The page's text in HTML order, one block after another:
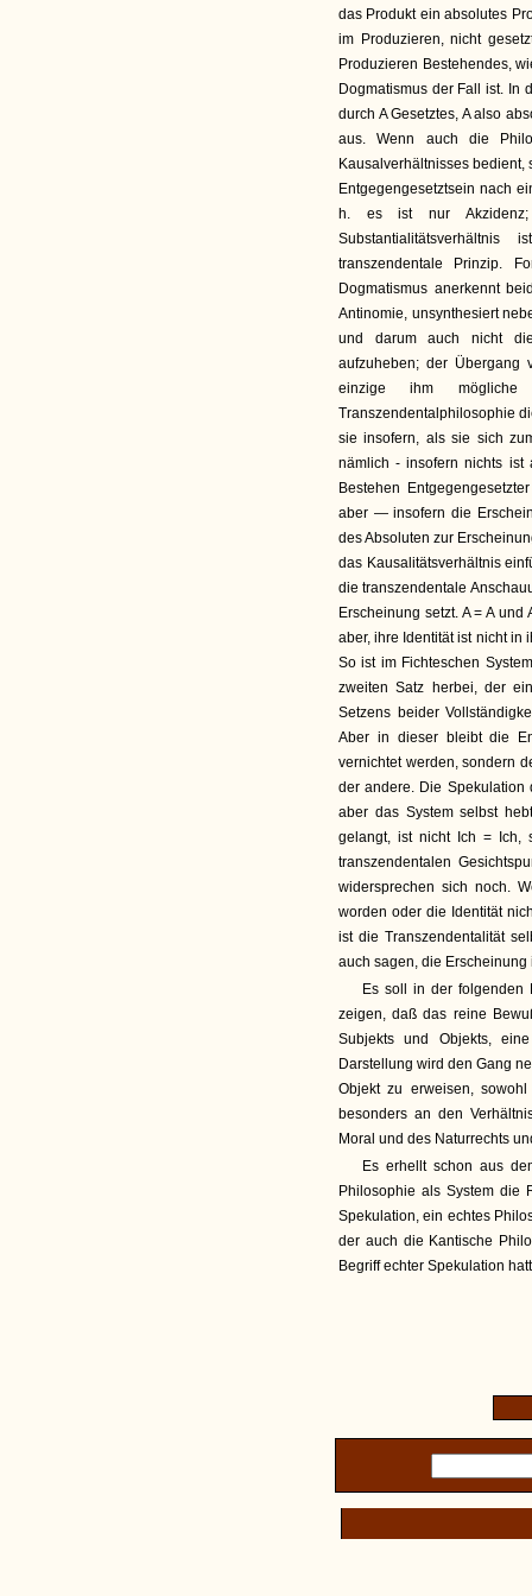
das Produkt ein absolutes
im Produzieren, nicht
Produzieren Bestehendes,
Dogmatismus der Fall ist. In
durch A Gesetztes, A also
aus. Wenn auch die
Kausalverhältnisses bedient,
Entgegengesetztsein nach
h. es ist nur Akzidenz;
transzendentale Prinzip.
Dogmatismus anerkennt
Antinomie, unsynthesiert
und darum auch nicht die
aufzuheben; der Übergang
einzige ihm mögliche
Transzendentalphilosophie
sie insofern, als sie sich
nämlich - insofern nichts
Bestehen
aber — insofern die
des Absoluten zur
das Kausalitätsverhältnis
die transzendentale
Erscheinung setzt. A = A
aber, ihre Identität ist nicht in
So ist im Fichteschen
zweiten Satz herbei, der
Setzens beider
Aber in dieser bleibt die
vernichtet werden, sondern
der andere. Die Spekulation
aber das System selbst
gelangt, ist nicht Ich = Ich,
transzendentalen
widersprechen sich noch.
worden oder die Identität
ist die Transzendentalität
auch sagen, die
Es soll in der
zeigen, daß das reine
Subjekts und Objekts,
Darstellung wird den Gang
Objekt zu erweisen,
besonders an den
Moral und des Naturrechts
Es erhellt schon aus
Philosophie als System die
Spekulation, ein echtes
der auch die Kantische
Begriff echter Spekulation